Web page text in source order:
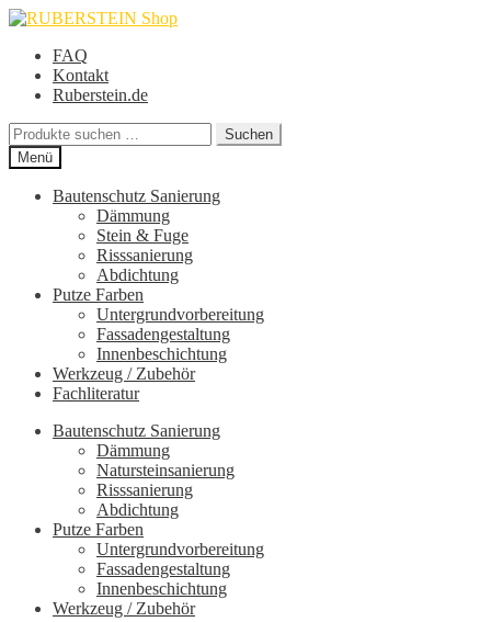
Zur
springen
Zum
springenFAQ
Kontakt
Ruberstein.de
Suche
nach:
Suchen
Menü
Bautenschutz Sanierung
Dämmung
Stein & Fuge
Risssanierung
Abdichtung
Putze Farben
Untergrundvorbereitung
Fassadengestaltung
Innenbeschichtung
Werkzeug / Zubehör
Fachliteratur
Bautenschutz Sanierung
Dämmung
Natursteinsanierung
Risssanierung
Abdichtung
Putze Farben
Untergrundvorbereitung
Fassadengestaltung
Innenbeschichtung
Werkzeug / Zubehör